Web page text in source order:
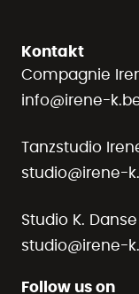
Kontakt
Compagnie
info@irene-
Tanzstudio
studio@irene-
Studio K.
studio@irene-
Follow us on